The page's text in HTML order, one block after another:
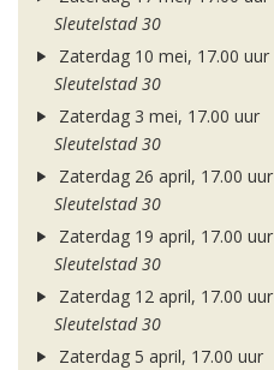
Sleutelstad 30
Zaterdag 10 mei, 17.00 uur
Sleutelstad 30
Zaterdag 3 mei, 17.00 uur
Sleutelstad 30
Zaterdag 26 april, 17.00 uur
Sleutelstad 30
Zaterdag 19 april, 17.00 uur
Sleutelstad 30
Zaterdag 12 april, 17.00 uur
Sleutelstad 30
Zaterdag 5 april, 17.00 uur